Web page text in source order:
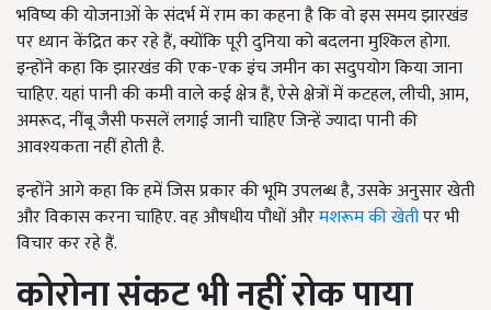
भविष्य की योजनाओं के संदर्भ में राम का कहना है कि वो इस समय झारखंड
पर ध्यान केंद्रित कर रहे हैं, क्योंकि पूरी दुनिया को बदलना मुश्किल होगा.
इन्होंने कहा कि झारखंड की एक-एक इंच जमीन का सदुपयोग किया जाना
चाहिए. यहां पानी की कमी वाले कई क्षेत्र हैं, ऐसे क्षेत्रों में कटहल, लीची, आम,
अमरूद, नींबू जैसी फसलें लगाई जानी चाहिए जिन्हें ज्यादा पानी की
आवश्यकता नहीं होती है.
इन्होंने आगे कहा कि हमें जिस प्रकार की भूमि उपलब्ध है, उसके अनुसार खेती
और विकास करना चाहिए. वह औषधीय पौधों औरमशरूम की खेतीपर भी
विचार कर रहे हैं.
कोरोना संकट भी नहीं रोक पाया